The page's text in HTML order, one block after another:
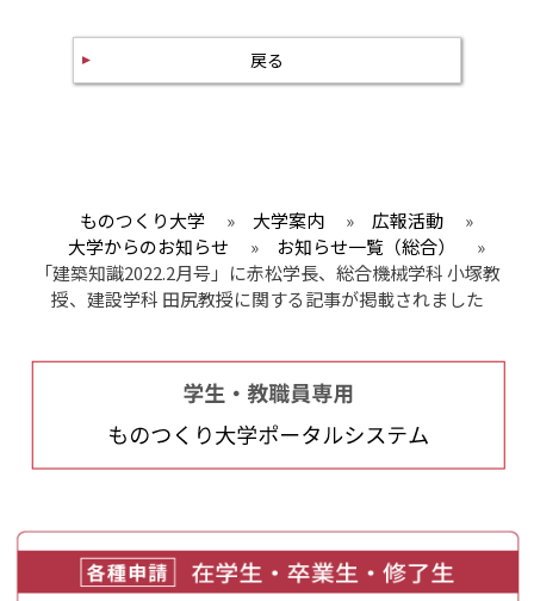
戻る
ものつくり大学 » 大学案内 » 広報活動
»
大学からのお知らせ
» お知らせ一覧（総合）
»
「建築知識2022.2月号」に赤松学長、総合機械学科 小塚教
授、建設学科 田尻教授に関する記事が掲載されました